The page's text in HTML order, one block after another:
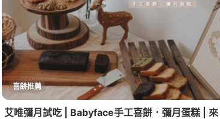
喜餅推薦
艾唯彌月試吃 | Babyface手工喜餅．彌月蛋糕 | 來